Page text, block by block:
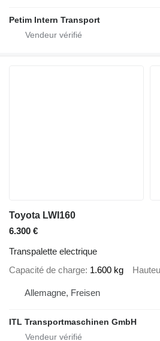
Petim Intern Transport
Toyota LWI160
6.300 €
Transpalette electrique
Capacité de charge 1.600 kg
Allemagne, Freisen
ITL Transportmaschinen GmbH